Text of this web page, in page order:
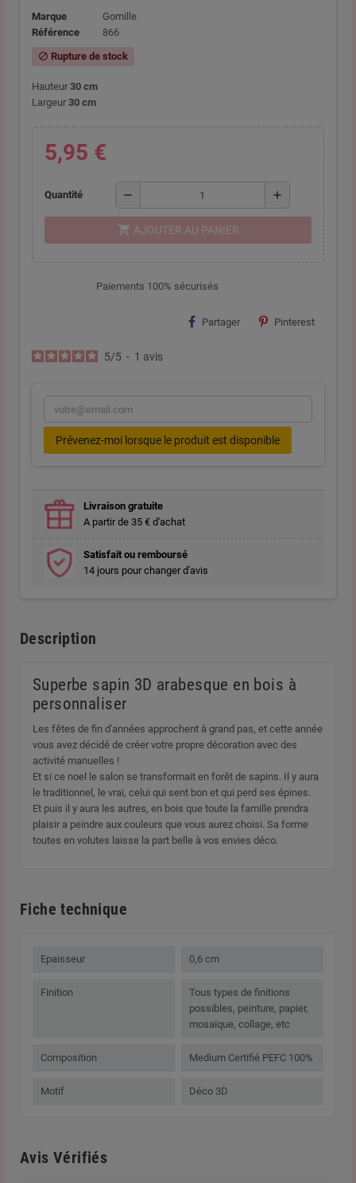
Marque
Gomille
Référence
866
block Rupture de stock
Hauteur 30 cm
Largeur 30 cm
5,95 €
Quantité remove add
shopping_cart AJOUTER AU PANIER
Paiements 100% sécurisés
Partager Pinterest
5/5 - 1 avis
Prévenez-moi lorsque le produit est disponible
Livraison gratuite
A partir de 35 € d'achat
Satisfait ou remboursé
14 jours pour changer d'avis
Description
Superbe sapin 3D arabesque en bois à
personnaliser
Les fêtes de fin d'années approchent à grand pas, et cette année
vous avez décidé de créer votre propre décoration avec des
activité manuelles !
Et si ce noel le salon se transformait en forêt de sapins. Il y aura
le traditionnel, le vrai, celui qui sent bon et qui perd ses épines.
Et puis il y aura les autres, en bois que toute la famille prendra
plaisir a peindre aux couleurs que vous aurez choisi. Sa forme
toutes en volutes laisse la part belle à vos envies déco.
Fiche technique
Epaisseur 0,6 cm
Finition
Tous types de finitions
possibles, peinture, papier,
mosaïque, collage, etc
Composition Medium Certifié PEFC 100%
Motif Déco 3D
Avis Vérifiés